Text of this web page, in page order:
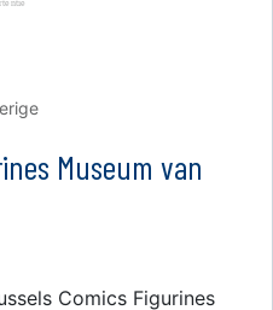
Museum van